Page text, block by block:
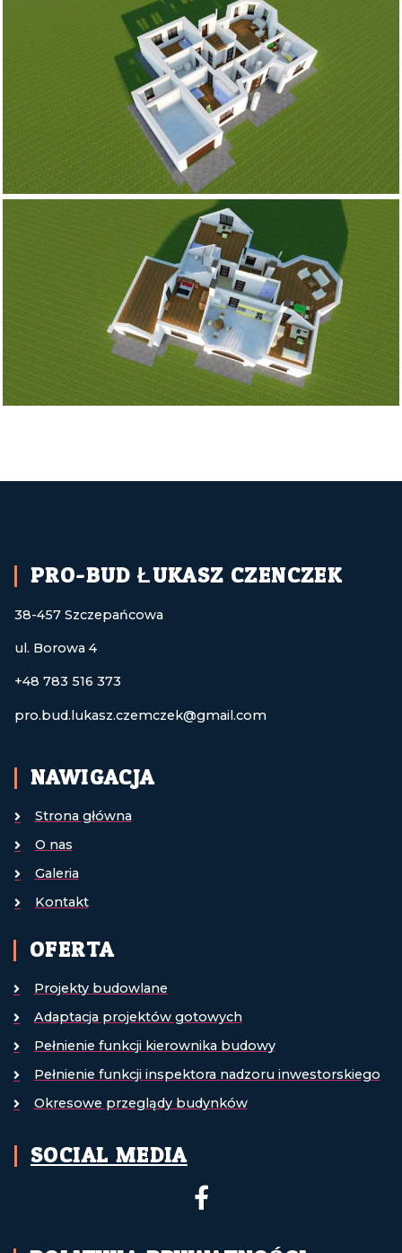
PRO-BUD ŁUKASZ CZENCZEK
38-457 Szczepańcowa
ul. Borowa 4
+48 783 516 373
pro.bud.lukasz.czemczek@gmail.com
NAWIGACJA
Strona główna
O nas
Galeria
Kontakt
OFERTA
Projekty budowlane
Adaptacja projektów gotowych
Pełnienie funkcji kierownika budowy
Pełnienie funkcji inspektora nadzoru inwestorskiego
Okresowe przeglądy budynków
SOCIAL MEDIA